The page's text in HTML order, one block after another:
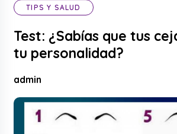
TIPS Y SALUD
Test: ¿Sabías que tus
tu personalidad?
admin